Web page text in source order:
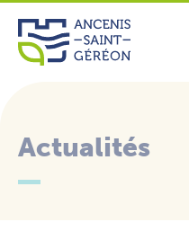
Aller
contenu
Actualités
Panneau de gestion des